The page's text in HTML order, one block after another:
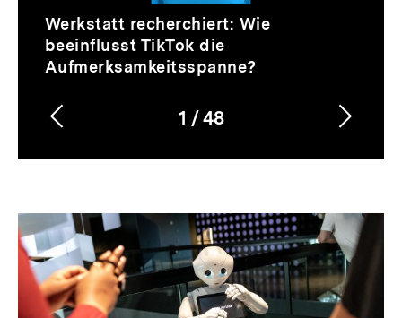
Video
Dauer
1
Min.
Werkstatt recherchiert: Wie
beeinflusst TikTok die
Aufmerksamkeitsspanne?
Karussellinhalt
1
von
/48
Vorherigen
Inhalt
Inhalt
Dossier
zur
Thematik